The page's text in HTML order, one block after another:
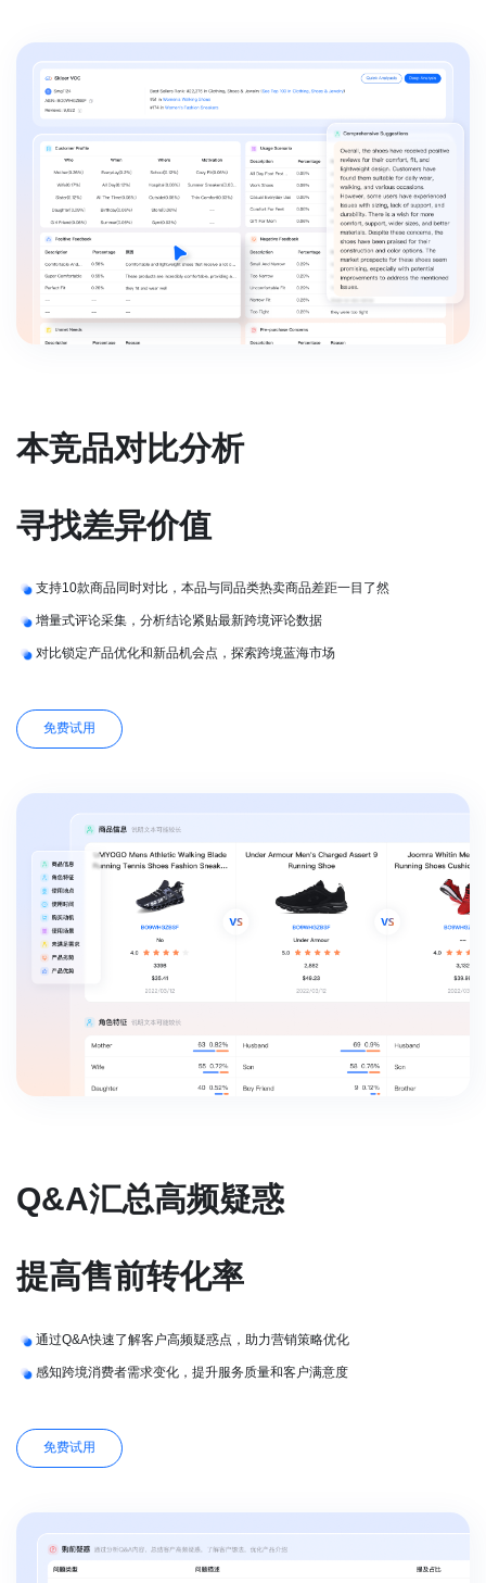
本竞品对比分析
寻找差异价值
支持10款商品同时对比，本品与同品类热卖商品差距一目了然
增量式评论采集，分析结论紧贴最新跨境评论数据
对比锁定产品优化和新品机会点，探索跨境蓝海市场
免费试用
Q&A汇总高频疑惑
提高售前转化率
通过Q&A快速了解客户高频疑惑点，助力营销策略优化
感知跨境消费者需求变化，提升服务质量和客户满意度
免费试用